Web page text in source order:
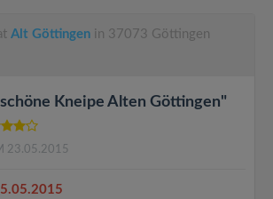
Alt Göttingen in 37073 Göttingen
Kneipe Alten Göttingen"
23.05.2015